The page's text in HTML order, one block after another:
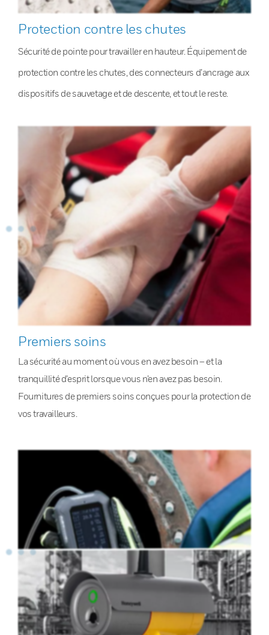
Protection contre les chutes
Sécurité de pointe pour travailler en hauteur. Équipement de
protection contre les chutes, des connecteurs d’ancrage aux
dispositifs de sauvetage et de descente, et tout le reste.
Premiers soins
La sécurité au moment où vous en avez besoin – et la
tranquillité d’esprit lorsque vous n’en avez pas besoin.
Fournitures de premiers soins conçues pour la protection de
vos travailleurs.